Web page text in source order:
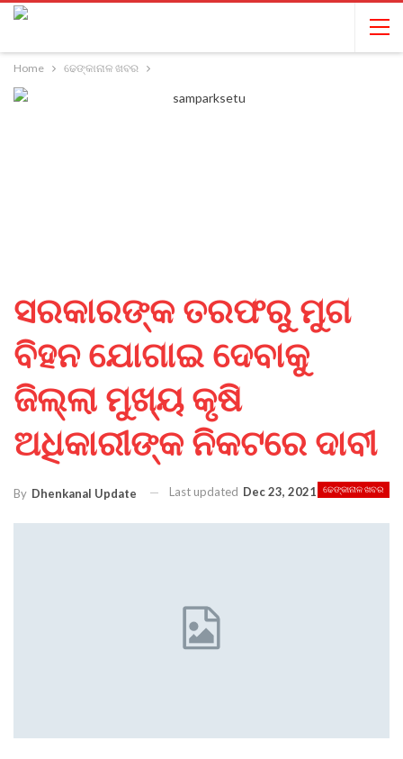
Home ଢେଙ୍କାନାଳ ଖବର
ସରକାରଙ୍କ ତରଫରୁ ମୁଗ
ବିହନ ଯୋଗାଇ ଦେବାକୁ
ଜିଲ୍ଲା ମୁଖ୍ୟ କୃଷି
ଅଧିକାରୀଙ୍କ ନିକଟରେ ଦାବୀ
ଢେଙ୍କାନାଳ ଖବର
By Dhenkanal Update Last updated Dec 23, 2021